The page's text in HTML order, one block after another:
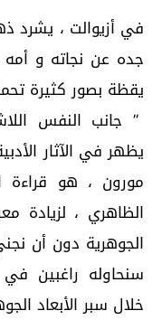
في أزيوالت ، يشرد
جده عن نجاته و أمه
يقظة بصور كثيرة
” جانب النفس
يظهر في الآثار
مورون ، هو قراءة
الظاهري ، لزيادة
الجوهرية دون أن
سنحاوله راغبين
خلال سبر الأبعاد